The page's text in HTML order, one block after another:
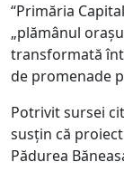
“Primăria
„plămânul
transformată
de promenade
Potrivit sursei
susțin că
Pădurea